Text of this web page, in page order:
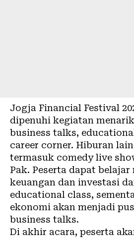
Jogja Financial Festival
dipenuhi kegiatan
business talks,
career corner. Hiburan
termasuk comedy live
Pak. Peserta dapat belajar
keuangan dan investasi
educational class,
ekonomi akan menjadi
business talks.
Di akhir acara, peserta